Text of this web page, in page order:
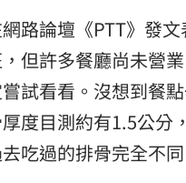
路論壇《PTT》發
但許多餐廳尚未營
試看看。沒想到餐
度目測約有1.5公分
吃過的排骨完全不同